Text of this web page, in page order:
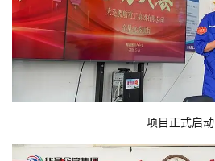
项目正式启动